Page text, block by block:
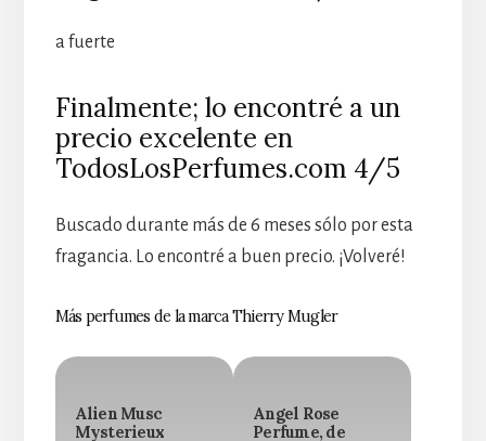
a fuerte
Finalmente; lo encontré a un
precio excelente en
TodosLosPerfumes.com 4/5
Buscado durante más de 6 meses sólo por esta
fragancia. Lo encontré a buen precio. ¡Volveré!
Más perfumes de la marca Thierry Mugler
Alien Musc
Mysterieux
Angel Rose
Perfume, de